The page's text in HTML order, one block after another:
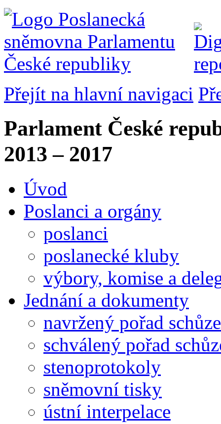
Přejít na hlavní navigaci
Parlament České
2013 – 2017
Úvod
Poslanci a orgány
poslanci
poslanecké kluby
výbory, komise a
Jednání a dokumenty
navržený pořad schůze
schválený pořad
stenoprotokoly
sněmovní tisky
ústní interpelace